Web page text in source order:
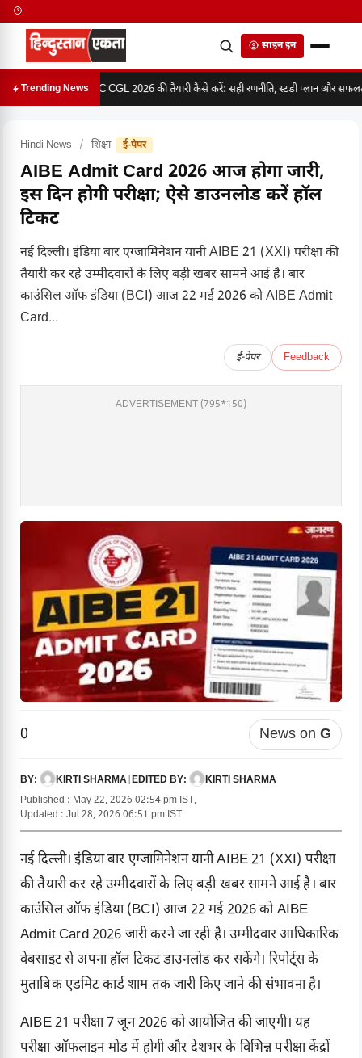
साइन इन
Trending NewsSSC CGL 2026 की तैयारी कैसे करें: सही रणनीति, स्टडी प्लान और
Hindi News / शिक्षा ई-पेपर
AIBE Admit Card 2026 आज होगा जारी,
इस दिन होगी परीक्षा; ऐसे डाउनलोड करें हॉल
टिकट
नई दिल्ली। इंडिया बार एग्जामिनेशन यानी AIBE 21 (XXI) परीक्षा की
तैयारी कर रहे उम्मीदवारों के लिए बड़ी खबर सामने आई है। बार
काउंसिल ऑफ इंडिया (BCI) आज 22 मई 2026 को AIBE Admit
Card...
ई-पेपर Feedback
ADVERTISEMENT (795*150)
0 News on G
BY: KIRTI SHARMA EDITED BY:
KIRTI SHARMA
Published : May 22, 2026 02:54 pm IST,
Updated : Jul 28, 2026 06:51 pm IST
नई दिल्ली। इंडिया बार एग्जामिनेशन यानी AIBE 21 (XXI) परीक्षा
की तैयारी कर रहे उम्मीदवारों के लिए बड़ी खबर सामने आई है। बार
काउंसिल ऑफ इंडिया (BCI) आज 22 मई 2026 को AIBE
Admit Card 2026 जारी करने जा रही है। उम्मीदवार आधिकारिक
वेबसाइट से अपना हॉल टिकट डाउनलोड कर सकेंगे। रिपोर्ट्स के
मुताबिक एडमिट कार्ड शाम तक जारी किए जाने की संभावना है।
AIBE 21 परीक्षा 7 जून 2026 को आयोजित की जाएगी। यह
परीक्षा ऑफलाइन मोड में होगी और देशभर के विभिन्न परीक्षा केंद्रों